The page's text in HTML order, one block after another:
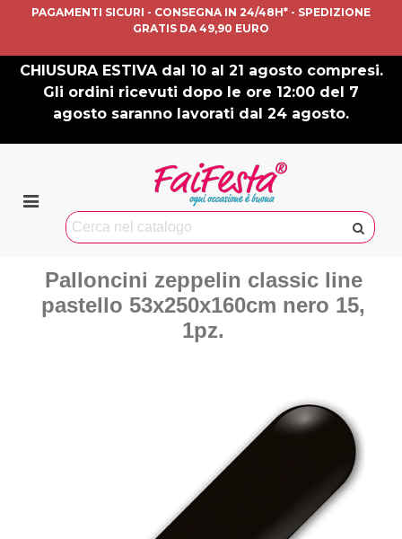
PAGAMENTI SICURI - CONSEGNA IN 24/48H* - SPEDIZIONE
GRATIS DA 49,90 EURO
CHIUSURA ESTIVA dal 10 al 21 agosto compresi.
Gli ordini ricevuti dopo le ore 12:00 del 7
agosto saranno lavorati dal 24 agosto.
Palloncini zeppelin classic line
pastello 53x250x160cm nero 15,
1pz.